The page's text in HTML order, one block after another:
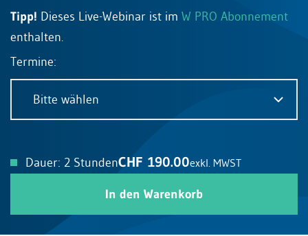
Tipp! Dieses Live-Webinar ist im W PRO Abonnement
enthalten.
Termine:
Bitte wählen
Dauer: 2 StundenCHF 190.00exkl. MWST
In den Warenkorb